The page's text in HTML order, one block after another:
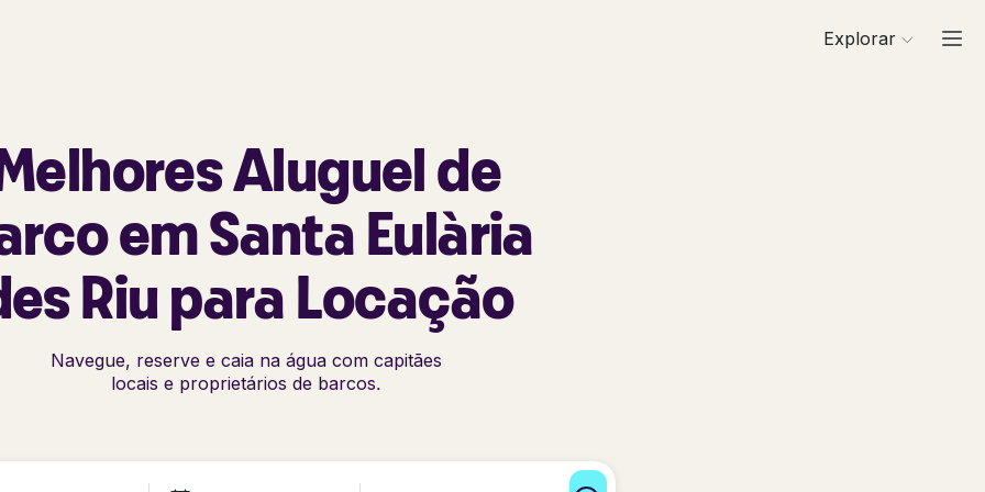
Explorar
Aluguel de
em Santa Eulària
Riu para Locação
Navegue, reserve e caia na água com capitães
locais e proprietários de barcos.